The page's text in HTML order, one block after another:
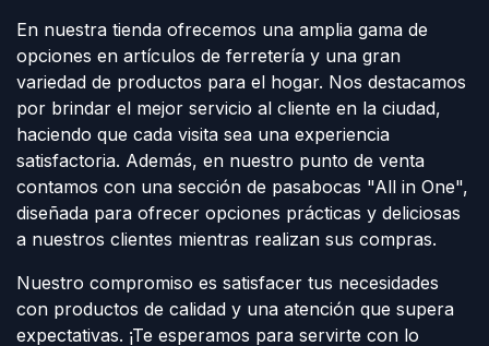
En nuestra tienda ofrecemos una amplia gama de
opciones en artículos de ferretería y una gran
variedad de productos para el hogar. Nos destacamos
por brindar el mejor servicio al cliente en la ciudad,
haciendo que cada visita sea una experiencia
satisfactoria. Además, en nuestro punto de venta
contamos con una sección de pasabocas "All in One",
diseñada para ofrecer opciones prácticas y deliciosas
a nuestros clientes mientras realizan sus compras.
Nuestro compromiso es satisfacer tus necesidades
con productos de calidad y una atención que supera
expectativas. ¡Te esperamos para servirte con lo